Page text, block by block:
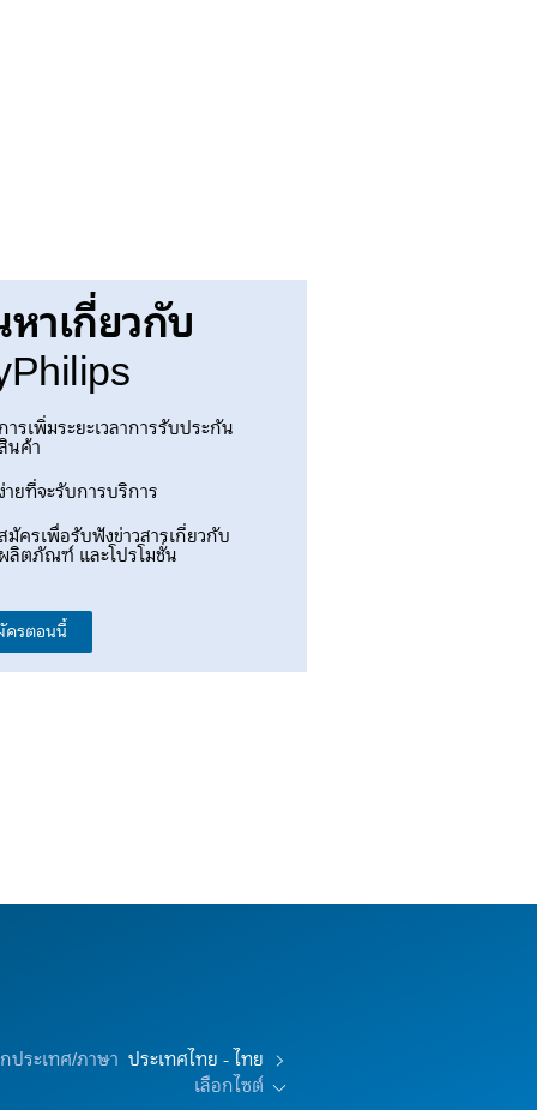
าเกี่ยวกับ
ารเพิ่มระยะเวลาการรับประกัน
นค้า
ายที่จะรับการบริการ
มัครเพื่อรับฟังข่าวสารเกี่ยวกับ
ลิตภัณฑ์ และโปรโมชั่น
ครตอนนี้
ประเทศ/ภาษา ประเทศไทย - ไทย
เลือกไซต์